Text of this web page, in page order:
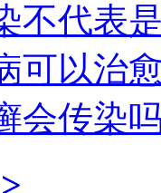
不代表
可以治
会传染